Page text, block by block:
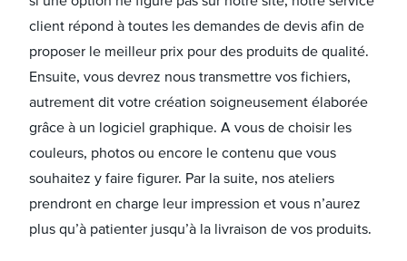
client répond à toutes les demandes de devis afin de
proposer le meilleur prix pour des produits de qualité.
Ensuite, vous devrez nous transmettre vos fichiers,
autrement dit votre création soigneusement élaborée
grâce à un logiciel graphique. A vous de choisir les
couleurs, photos ou encore le contenu que vous
souhaitez y faire figurer. Par la suite, nos ateliers
prendront en charge leur impression et vous n’aurez
plus qu’à patienter jusqu’à la livraison de vos produits.